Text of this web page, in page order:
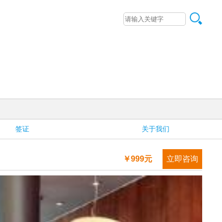
签证 关于我们
立即咨询
￥999元